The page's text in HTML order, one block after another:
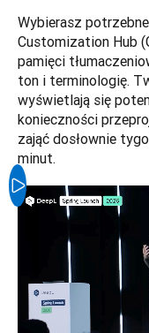
Wybierasz
Customization Hub
pamięci
ton i terminologię.
wyświetlają się
konieczności
zająć dosłownie